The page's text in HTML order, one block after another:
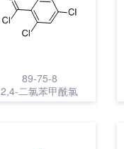
89-75-8
2,4-二氯苯甲酰氯